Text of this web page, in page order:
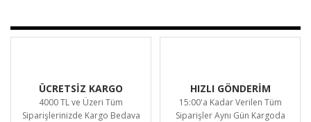
ÜCRETSİZ KARGO
4000 TL ve Üzeri Tüm
Siparişlerinizde Kargo Bedava
HIZLI GÖNDERİM
15:00'a Kadar Verilen Tüm
Siparişler Aynı Gün Kargoda